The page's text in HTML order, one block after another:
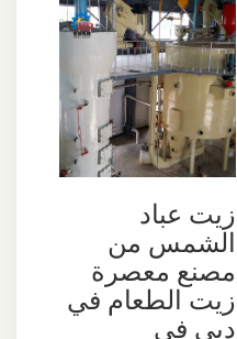
زيت عباد
الشمس من
مصنع معصرة
زيت الطعام في
دبي في